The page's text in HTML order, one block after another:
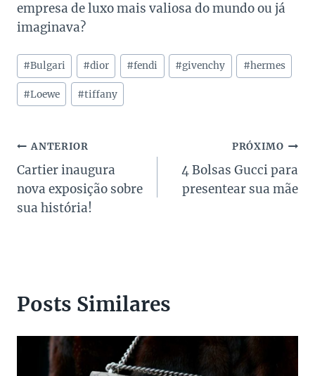
empresa de luxo mais valiosa do mundo ou já
imaginava?
Tags
do
Post:
#Bulgari #dior #fendi #givenchy #hermes
#Loewe #tiffany
Navegação
de
Post
ANTERIOR
Cartier inaugura
nova exposição sobre
sua história!
PRÓXIMO
4 Bolsas Gucci para
presentear sua mãe
Posts Similares